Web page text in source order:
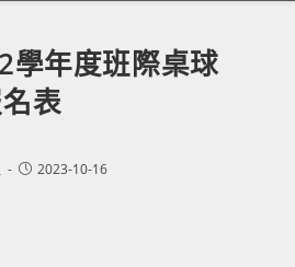
學年度班際桌球
表
Post2023-10-16